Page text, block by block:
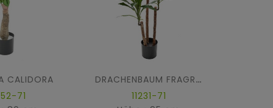
CALIDORA
71
DRACHENBAUM FRAGRANS Janet Craig
11231-71